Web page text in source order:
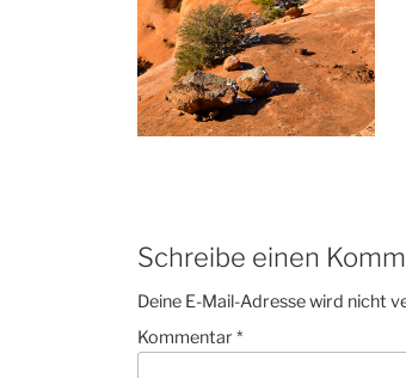
Schreibe einen
Deine E-Mail-Adresse wird nicht
Kommentar*